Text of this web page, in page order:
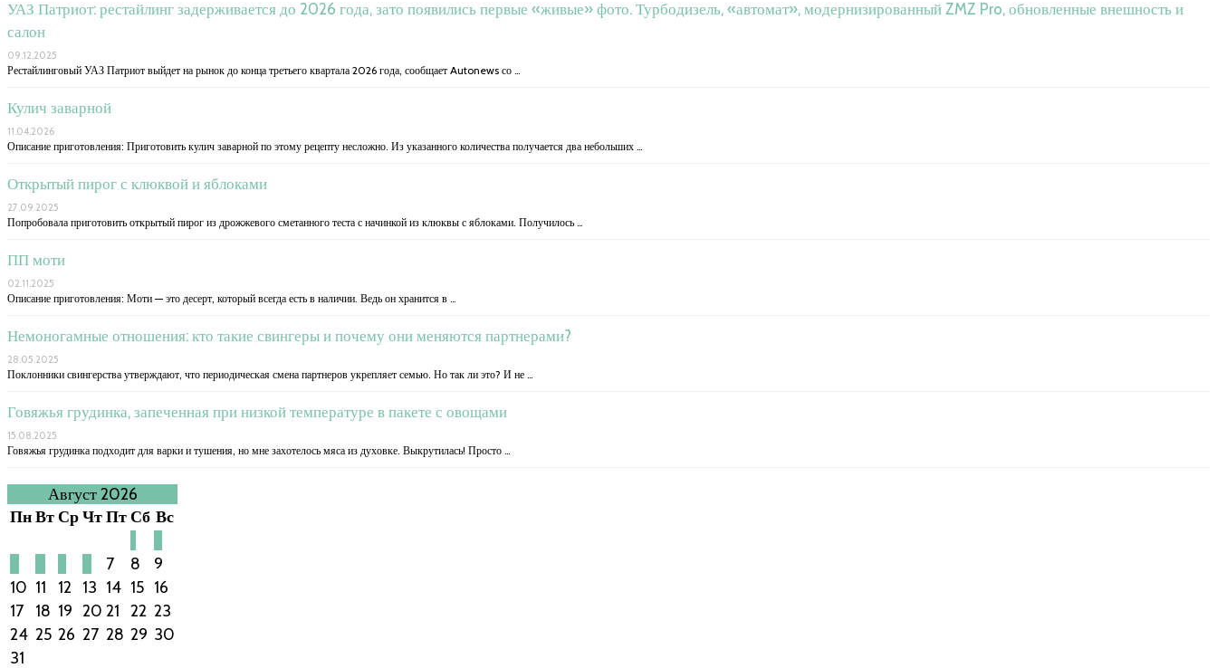
УАЗ Патриот: рестайлинг задерживается до 2026 года, зато появились первые «живые» фото. Турбодизель, «автомат», модернизированный ZMZ Pro, обновленные внешность и
салон
09.12.2025
Рестайлинговый УАЗ Патриот выйдет на рынок до конца третьего квартала 2026 года, сообщает Autonews со …
Кулич заварной
11.04.2026
Описание приготовления: Приготовить кулич заварной по этому рецепту несложно. Из указанного количества получается два небольших …
Открытый пирог с клюквой и яблоками
27.09.2025
Попробовала приготовить открытый пирог из дрожжевого сметанного теста с начинкой из клюквы с яблоками. Получилось …
ПП моти
02.11.2025
Описание приготовления: Моти — это десерт, который всегда есть в наличии. Ведь он хранится в …
Немоногамные отношения: кто такие свингеры и почему они меняются партнерами?
28.05.2025
Поклонники свингерства утверждают, что периодическая смена партнеров укрепляет семью. Но так ли это? И не …
Говяжья грудинка, запеченная при низкой температуре в пакете с овощами
15.08.2025
Говяжья грудинка подходит для варки и тушения, но мне захотелось мяса из духовке. Выкрутилась! Просто …
Август 2026
ПнВтСрЧтПтСб Вс
7 8
9
10 11 12 13 14 15 16
17
18 19 20 21 22 23
24 25 26 27 28 29 30
31